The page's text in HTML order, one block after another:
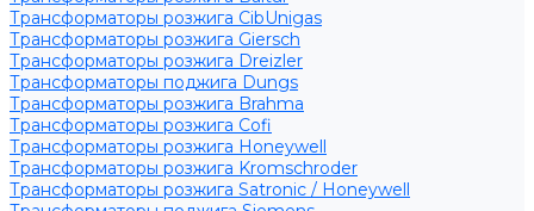
Трансформаторы розжига CibUnigas
Трансформаторы розжига Giersch
Трансформаторы розжига Dreizler
Трансформаторы поджига Dungs
Трансформаторы розжига Brahma
Трансформаторы розжига Cofi
Трансформаторы розжига Honeywell
Трансформаторы розжига Kromschroder
Трансформаторы розжига Satronic / Honeywell